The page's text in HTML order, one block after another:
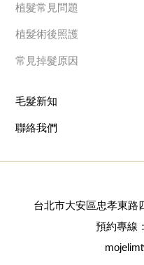
植髮常見問題
植髮術後照護
常見掉髮原因
毛髮新知
聯絡我們
台北市大安區忠孝東路
預約專線：